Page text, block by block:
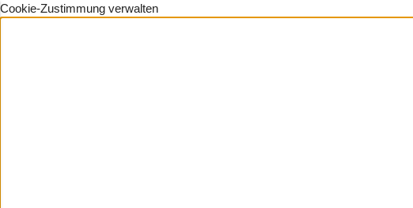
Cookie-Zustimmung verwalten